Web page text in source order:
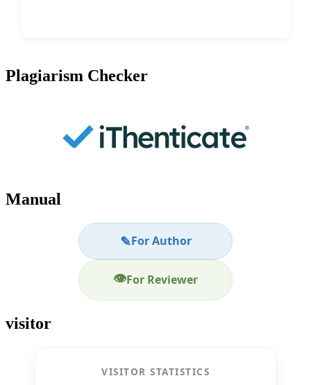
Plagiarism Checker
Manual
✎For Author
👁For Reviewer
visitor
VISITOR STATISTICS